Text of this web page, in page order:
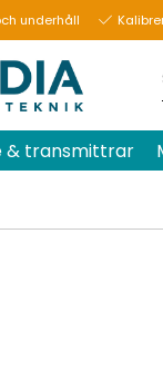
underhåll
& transmittrar